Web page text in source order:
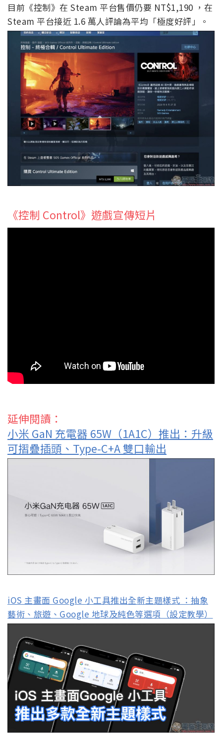
目前《控制》在 Steam 平台售價仍要 NT$1,190 ，在
Steam 平台接近 1.6 萬人評論為平均「極度好評」。
《控制 Control》遊戲宣傳短片
延伸閱讀：
小米 GaN 充電器 65W（1A1C）推出：升級
可摺疊插頭、Type-C+A 雙口輸出
iOS 主畫面 Google 小工具推出全新主題樣式 ：抽象
藝術、旅遊、Google 地球及純色等選項（設定教學）